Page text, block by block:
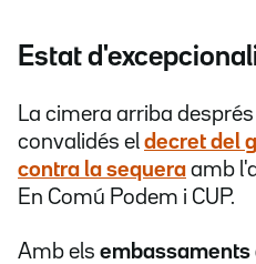
Estat
La cimera arriba
convalidés el decret del
contra la sequera amb
En Comú Podem i CUP.
Amb els embassaments